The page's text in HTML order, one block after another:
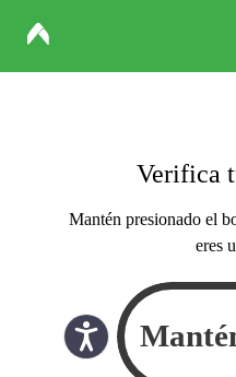
Verifica
Mantén presionado el
eres